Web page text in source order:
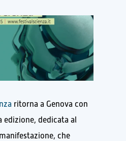
ritorna a Genova con
edizione, dedicata al
che